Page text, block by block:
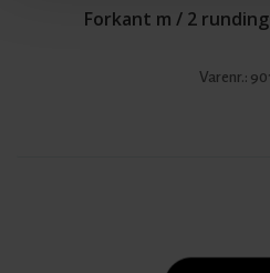
Forkant m / 2
Varenr.: